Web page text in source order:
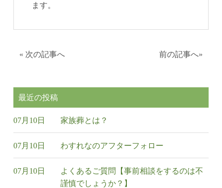
ます。
前の記事へ»
« 次の記事へ
最近の投稿
07月10日 家族葬とは？
07月10日 わすれなのアフターフォロー
07月10日
よくあるご質問【事前相談をするのは不
謹慎でしょうか？】